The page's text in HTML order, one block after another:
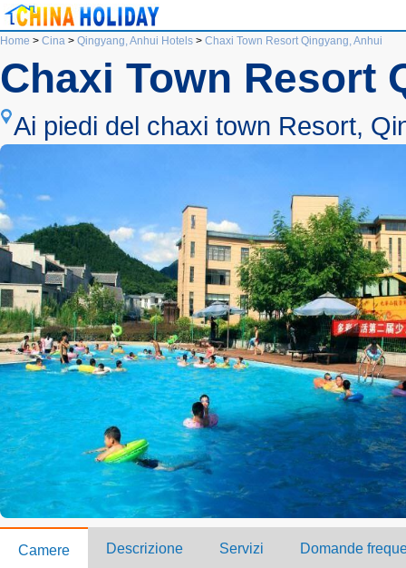
Home > Cina > Qingyang, Anhui Hotels > Chaxi Town Resort Qingyang, Anhui
Chaxi Town Resort
Ai piedi del chaxi town Resort,
Camere Descrizione Servizi Domande